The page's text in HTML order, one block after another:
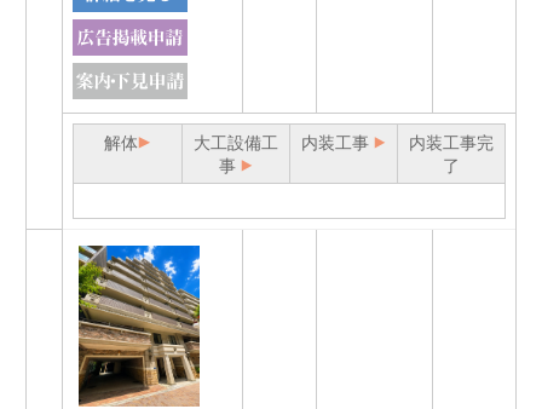
解体
大工設備工
事
内装工事
内装工事完
了